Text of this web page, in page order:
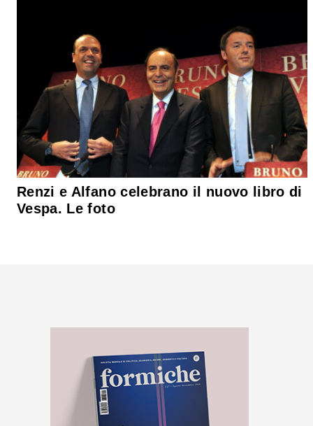
Renzi e Alfano celebrano il nuovo libro di
Vespa. Le foto